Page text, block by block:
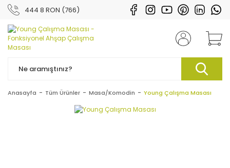
444 8 RON (766)
Anasayfa Tüm Ürünler Masa/Komodin Young Çalışma Masası